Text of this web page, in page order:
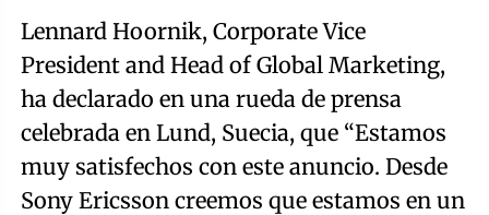
Lennard Hoornik, Corporate Vice
President and Head of Global Marketing,
ha declarado en una rueda de prensa
celebrada en Lund, Suecia, que “Estamos
muy satisfechos con este anuncio. Desde
Sony Ericsson creemos que estamos en un